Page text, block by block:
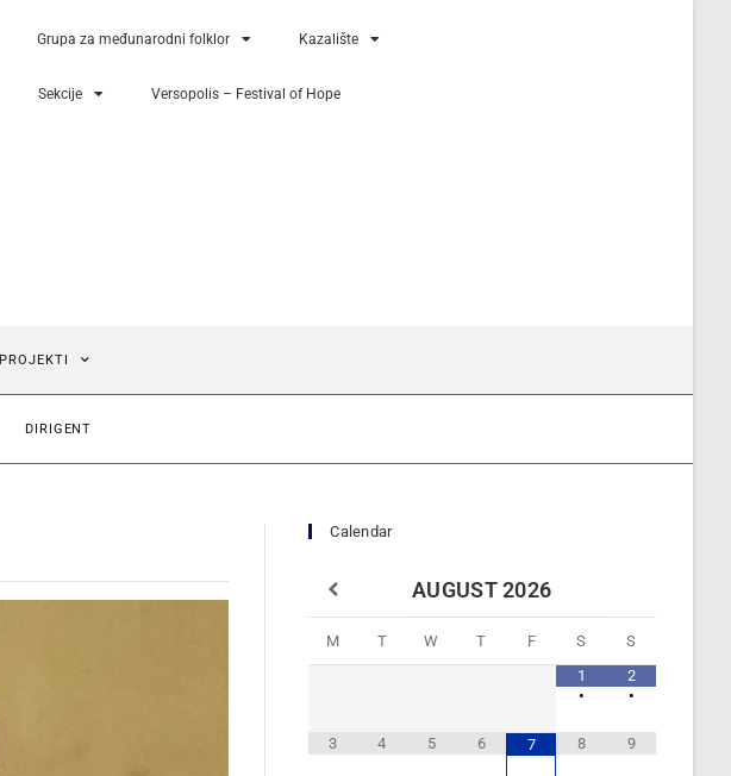
Grupa za međunarodni folklor Kazalište
Sekcije Versopolis – Festival of Hope
PROJEKTI
DIRIGENT
Calendar
AUGUST 2026
M T W T F S
S
1
•
2
•
3 4 5 6 7 8 9